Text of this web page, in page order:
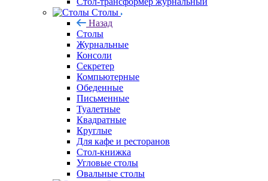
Столы
Назад
Столы
Журнальные
Консоли
Секретер
Компьютерные
Обеденные
Письменные
Туалетные
Квадратные
Круглые
Для кафе и ресторанов
Стол-книжка
Угловые столы
Овальные столы